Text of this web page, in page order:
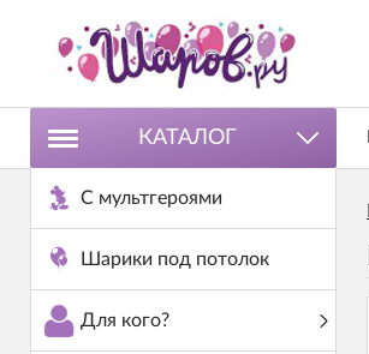
КАТАЛОГ
С мультгероями
Шарики под потолок
Для кого?